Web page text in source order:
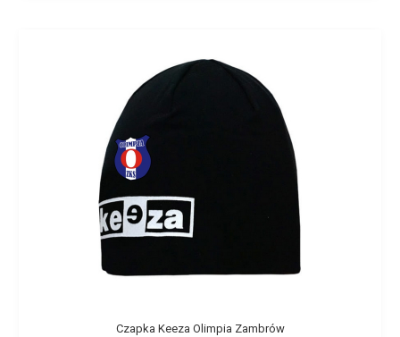
Czapka Keeza Olimpia Zambrów